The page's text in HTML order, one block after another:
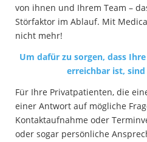
von ihnen und Ihrem Team –
Störfaktor im Ablauf. Mit
nicht mehr!
Um dafür zu sorgen, dass
erreichbar ist,
Für Ihre Privatpatienten, die
einer Antwort auf mögliche
Kontaktaufnahme oder
oder sogar persönliche